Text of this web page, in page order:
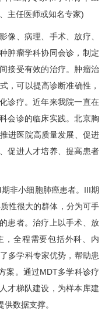
主任医师或知名专家)
、病理、手术、放疗、
肿瘤学科协同会诊，制定
接受有效的治疗。肿瘤治
，可以提高诊断准确性，
诊疗。近年来我院一直在
会诊的临床实践。北京胸
进医院高质量发展、促进
促进人才培养、提高患者
非小细胞肺癌患者。III期
性很大的群体，分为可手
患者。治疗上以手术、放
，全程需要包括外科、内
多学科专家优势，帮助患
案。通过MDT多学科诊疗
才梯队建设，为样本库建
数据支撑。